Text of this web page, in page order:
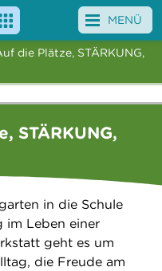
MENÜ
die Plätze, STÄRKUNG,
STÄRKUNG,
in die Schule
im Leben einer
geht es um
die Freude am